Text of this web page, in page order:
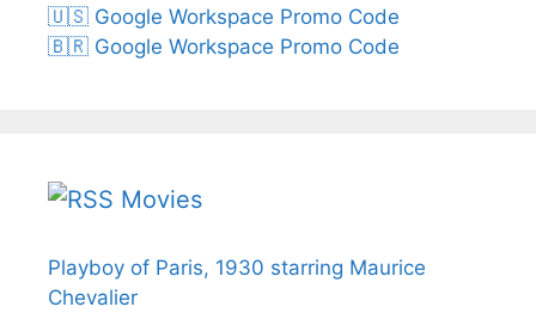
🇺🇸 Google Workspace Promo Code
🇧🇷 Google Workspace Promo Code
Movies
Playboy of Paris, 1930 starring Maurice
Chevalier